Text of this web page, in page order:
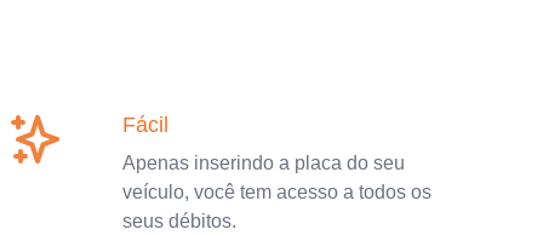
Fácil
Apenas inserindo a placa do seu
veículo, você tem acesso a todos os
seus débitos.